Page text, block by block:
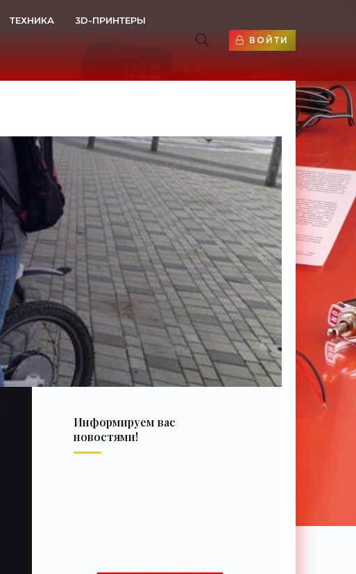
ТЕХНИКА 3D-ПРИНТЕРЫ
ВОЙТИ
Информируем вас
новостями!